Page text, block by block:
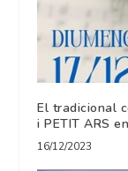
El tradicional
i PETIT ARS
16/12/2023